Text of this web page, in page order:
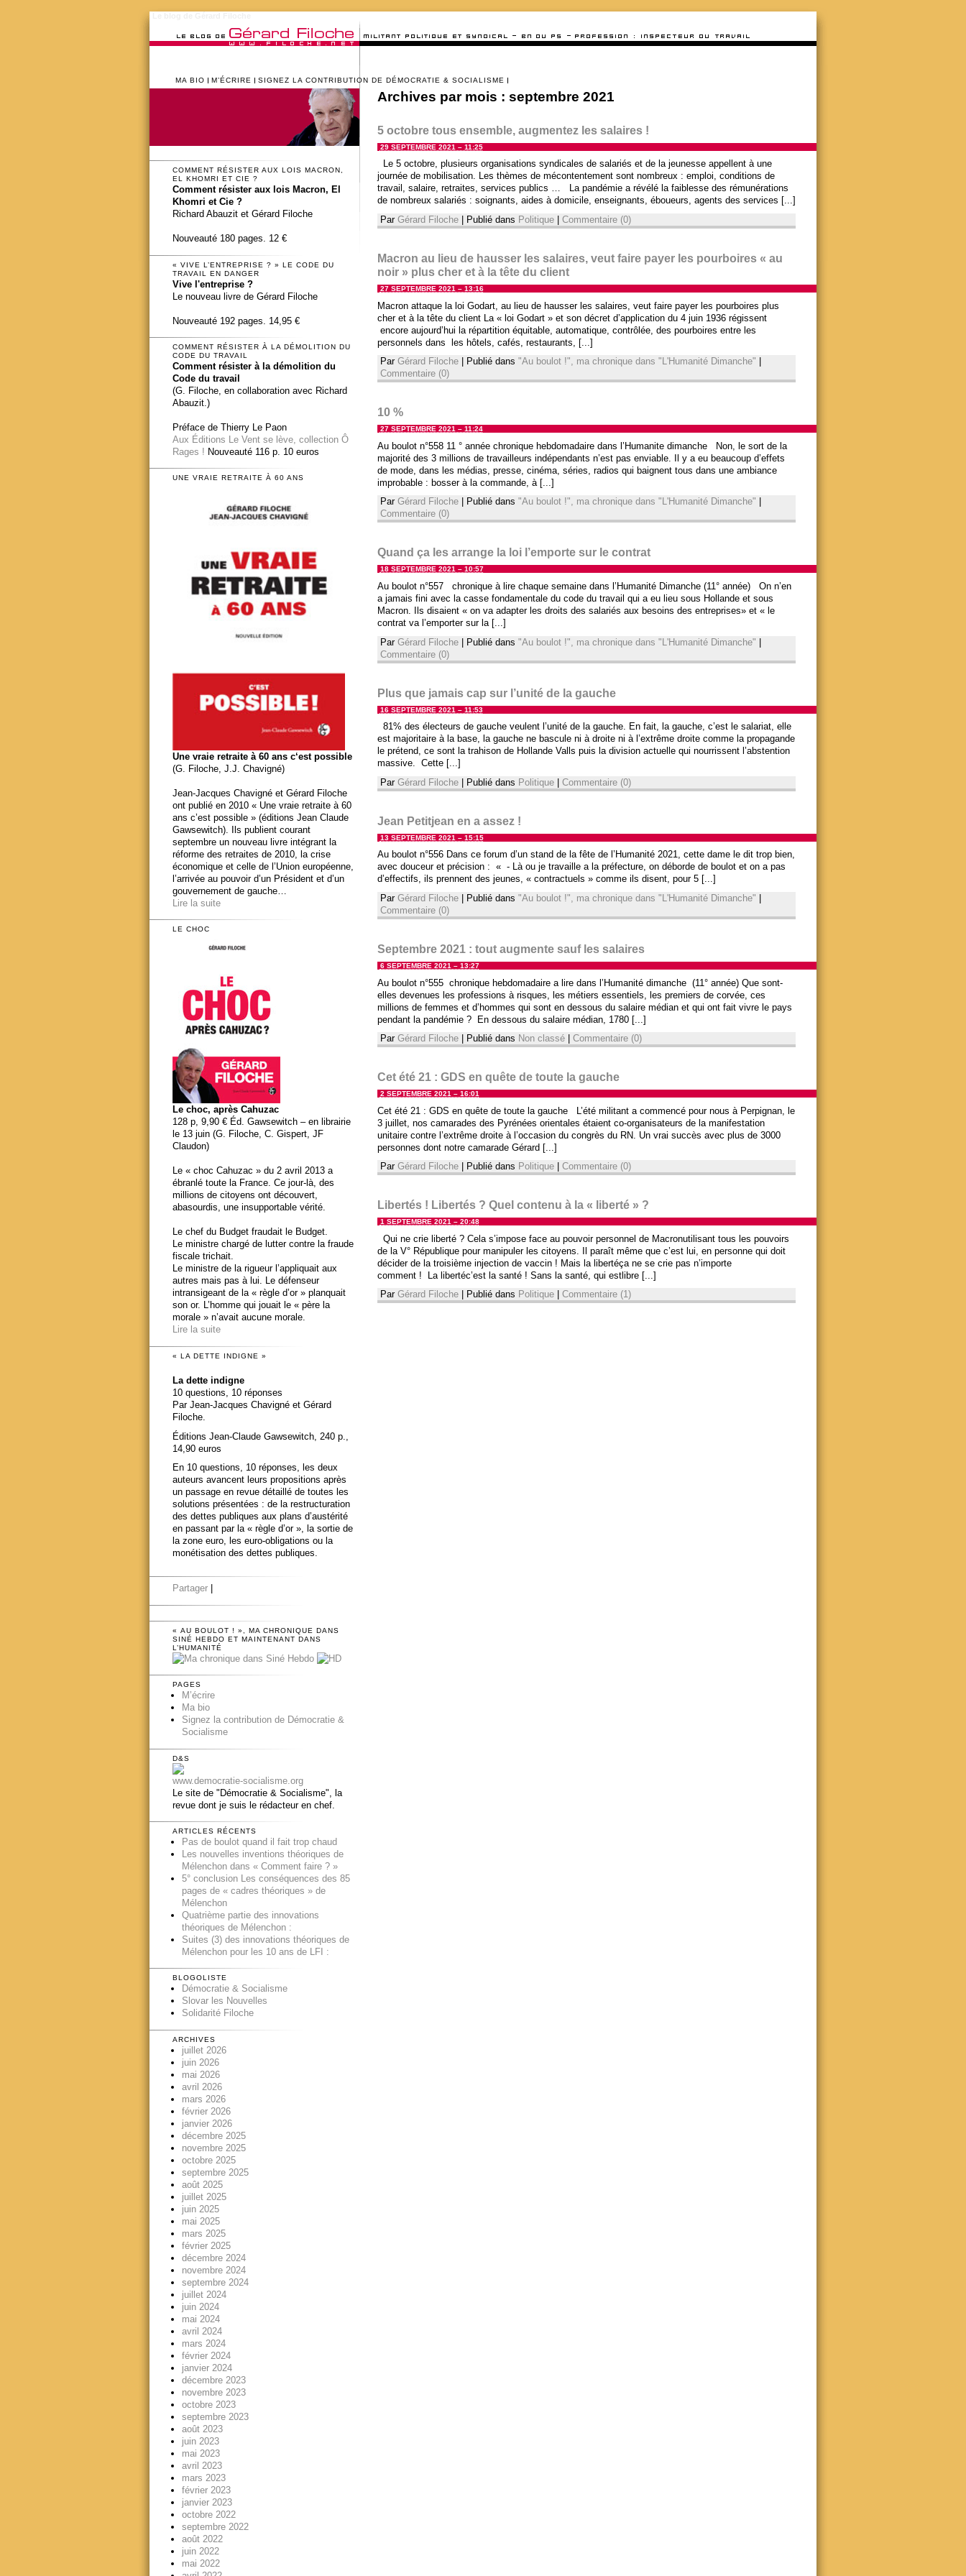
MA BIO M’ÉCRIRE SIGNEZ LA CONTRIBUTION DE DÉMOCRATIE & SOCIALISME
Archives par mois : septembre 2021
5 octobre tous ensemble, augmentez les salaires !
29 SEPTEMBRE 2021 – 11:25
Le 5 octobre, plusieurs organisations syndicales de salariés et de la jeunesse appellent à une
journée de mobilisation. Les thèmes de mécontentement sont nombreux : emploi, conditions de
travail, salaire, retraites, services publics … La pandémie a révélé la faiblesse des rémunérations
de nombreux salariés : soignants, aides à domicile, enseignants, éboueurs, agents des services [...]
Par Gérard Filoche Publié dans Politique Commentaire (0)
Macron au lieu de hausser les salaires, veut faire payer les pourboires « au
noir » plus cher et à la tête du client
27 SEPTEMBRE 2021 – 13:16
Macron attaque la loi Godart, au lieu de hausser les salaires, veut faire payer les pourboires plus
cher et à la tête du client La « loi Godart » et son décret d’application du 4 juin 1936 régissent
encore aujourd’hui la répartition équitable, automatique, contrôlée, des pourboires entre les
personnels dans les hôtels, cafés, restaurants, [...]
Par Gérard Filoche Publié dans "Au boulot !", ma chronique dans "L'Humanité Dimanche"
Commentaire (0)
10 %
27 SEPTEMBRE 2021 – 11:24
Au boulot n°558 11 ° année chronique hebdomadaire dans l’Humanite dimanche Non, le sort de la
majorité des 3 millions de travailleurs indépendants n’est pas enviable. Il y a eu beaucoup d’effets
de mode, dans les médias, presse, cinéma, séries, radios qui baignent tous dans une ambiance
improbable : bosser à la commande, à [...]
Par Gérard Filoche Publié dans "Au boulot !", ma chronique dans "L'Humanité Dimanche"
Commentaire (0)
Quand ça les arrange la loi l’emporte sur le contrat
18 SEPTEMBRE 2021 – 10:57
Au boulot n°557 chronique à lire chaque semaine dans l’Humanité Dimanche (11° année) On n’en
a jamais fini avec la casse fondamentale du code du travail qui a eu lieu sous Hollande et sous
Macron. Ils disaient « on va adapter les droits des salariés aux besoins des entreprises» et « le
contrat va l’emporter sur la [...]
Par Gérard Filoche | Publié dans "Au boulot !", ma chronique dans "L'Humanité Dimanche" |
Commentaire (0)
Plus que jamais cap sur l’unité de la gauche
16 SEPTEMBRE 2021 – 11:53
81% des électeurs de gauche veulent l’unité de la gauche. En fait, la gauche, c’est le salariat, elle
est majoritaire à la base, la gauche ne bascule ni à droite ni à l’extrême droite comme la propagande
le prétend, ce sont la trahison de Hollande Valls puis la division actuelle qui nourrissent l’abstention
massive. Cette [...]
Par Gérard Filoche | Publié dans Politique | Commentaire (0)
Jean Petitjean en a assez !
13 SEPTEMBRE 2021 – 15:15
Au boulot n°556 Dans ce forum d’un stand de la fête de l’Humanité 2021, cette dame le dit trop bien,
avec douceur et précision : « - Là ou je travaille a la préfecture, on déborde de boulot et on a pas
d’effectifs, ils prennent des jeunes, « contractuels » comme ils disent, pour 5 [...]
Par Gérard Filoche Publié dans "Au boulot !", ma chronique dans "L'Humanité Dimanche"
Commentaire (0)
Septembre 2021 : tout augmente sauf les salaires
6 SEPTEMBRE 2021 – 13:27
Au boulot n°555 chronique hebdomadaire a lire dans l’Humanité dimanche (11° année) Que sont-
elles devenues les professions à risques, les métiers essentiels, les premiers de corvée, ces
millions de femmes et d’hommes qui sont en dessous du salaire médian et qui ont fait vivre le pays
pendant la pandémie ? En dessous du salaire médian, 1780 [...]
Par Gérard Filoche Publié dans Non classé Commentaire (0)
Cet été 21 : GDS en quête de toute la gauche
2 SEPTEMBRE 2021 – 16:01
Cet été 21 : GDS en quête de toute la gauche L’été militant a commencé pour nous à Perpignan, le
3 juillet, nos camarades des Pyrénées orientales étaient co-organisateurs de la manifestation
unitaire contre l’extrême droite à l’occasion du congrès du RN. Un vrai succès avec plus de 3000
personnes dont notre camarade Gérard [...]
Par Gérard Filoche Publié dans Politique Commentaire (0)
Libertés ! Libertés ? Quel contenu à la « liberté » ?
1 SEPTEMBRE 2021 – 20:48
Qui ne crie liberté ? Cela s’impose face au pouvoir personnel de Macronutilisant tous les pouvoirs
de la V° République pour manipuler les citoyens. Il paraît même que c’est lui, en personne qui doit
décider de la troisième injection de vaccin ! Mais la libertéça ne se crie pas n’importe
comment ! La libertéc’est la santé ! Sans la santé, qui estlibre [...]
Par Gérard Filoche Publié dans Politique Commentaire (1)
COMMENT RÉSISTER AUX LOIS MACRON,
EL KHOMRI ET CIE ?
Comment résister aux lois Macron, El
Khomri et Cie ?
Richard Abauzit et Gérard Filoche
Nouveauté 180 pages. 12 €
« VIVE L’ENTREPRISE ? » LE CODE DU
TRAVAIL EN DANGER
Vive l'entreprise ?
Le nouveau livre de Gérard Filoche
Nouveauté 192 pages. 14,95 €
COMMENT RÉSISTER À LA DÉMOLITION DU
CODE DU TRAVAIL
Comment résister à la démolition du
Code du travail
(G. Filoche, en collaboration avec Richard
Abauzit.)
Préface de Thierry Le Paon
Aux Éditions Le Vent se lève, collection Ô
Rages ! Nouveauté 116 p. 10 euros
UNE VRAIE RETRAITE À 60 ANS
Une vraie retraite à 60 ans c‘est possible
(G. Filoche, J.J. Chavigné)
Jean-Jacques Chavigné et Gérard Filoche
ont publié en 2010 « Une vraie retraite à 60
ans c’est possible » (éditions Jean Claude
Gawsewitch). Ils publient courant
septembre un nouveau livre intégrant la
réforme des retraites de 2010, la crise
économique et celle de l’Union européenne,
l’arrivée au pouvoir d’un Président et d’un
gouvernement de gauche…
Lire la suite
LE CHOC
Le choc, après Cahuzac
128 p, 9,90 € Éd. Gawsewitch – en librairie
le 13 juin (G. Filoche, C. Gispert, JF
Claudon)
Le « choc Cahuzac » du 2 avril 2013 a
ébranlé toute la France. Ce jour-là, des
millions de citoyens ont découvert,
abasourdis, une insupportable vérité.
Le chef du Budget fraudait le Budget.
Le ministre chargé de lutter contre la fraude
fiscale trichait.
Le ministre de la rigueur l’appliquait aux
autres mais pas à lui. Le défenseur
intransigeant de la « règle d’or » planquait
son or. L’homme qui jouait le « père la
morale » n’avait aucune morale.
Lire la suite
« LA DETTE INDIGNE »
La dette indigne
10 questions, 10 réponses
Par Jean-Jacques Chavigné et Gérard
Filoche.
Éditions Jean-Claude Gawsewitch, 240 p.,
14,90 euros
En 10 questions, 10 réponses, les deux
auteurs avancent leurs propositions après
un passage en revue détaillé de toutes les
solutions présentées : de la restructuration
des dettes publiques aux plans d’austérité
en passant par la « règle d’or », la sortie de
la zone euro, les euro-obligations ou la
monétisation des dettes publiques.
Partager
« AU BOULOT ! », MA CHRONIQUE DANS
SINÉ HEBDO ET MAINTENANT DANS
L’HUMANITÉ
PAGES
M’écrire
Ma bio
Signez la contribution de Démocratie &
Socialisme
D&S
www.democratie-socialisme.org
Le site de "Démocratie & Socialisme", la
revue dont je suis le rédacteur en chef.
ARTICLES RÉCENTS
Pas de boulot quand il fait trop chaud
Les nouvelles inventions théoriques de
Mélenchon dans « Comment faire ? »
5° conclusion Les conséquences des 85
pages de « cadres théoriques » de
Mélenchon
Quatrième partie des innovations
théoriques de Mélenchon :
Suites (3) des innovations théoriques de
Mélenchon pour les 10 ans de LFI :
BLOGOLISTE
Démocratie & Socialisme
Slovar les Nouvelles
Solidarité Filoche
ARCHIVES
juillet 2026
juin 2026
mai 2026
avril 2026
mars 2026
février 2026
janvier 2026
décembre 2025
novembre 2025
octobre 2025
septembre 2025
août 2025
juillet 2025
juin 2025
mai 2025
mars 2025
février 2025
décembre 2024
novembre 2024
septembre 2024
juillet 2024
juin 2024
mai 2024
avril 2024
mars 2024
février 2024
janvier 2024
décembre 2023
novembre 2023
octobre 2023
septembre 2023
août 2023
juin 2023
mai 2023
avril 2023
mars 2023
février 2023
janvier 2023
octobre 2022
septembre 2022
août 2022
juin 2022
mai 2022